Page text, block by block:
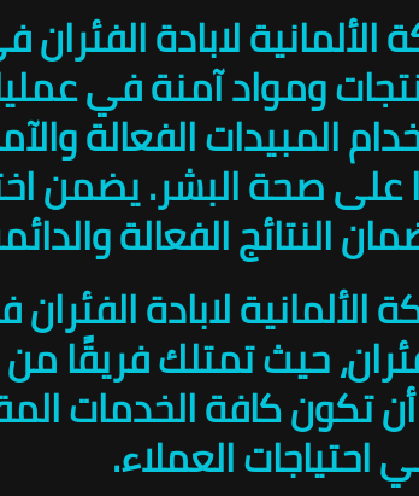
الألمانية لابادة
ومواد آمنة في
المبيدات الفعالة
صحة البشر. يضمن
النتائج الفعالة
الألمانية لابادة
حيث تمتلك فريقًا من
تكون كافة الخدمات
احتياجات العملاء.